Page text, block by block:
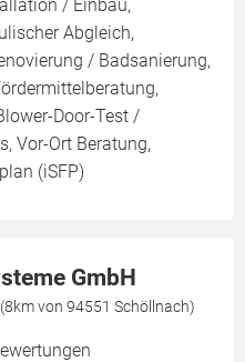
/ Einbau,
Abgleich,
/ Badsanierung,
Door-Test /
Vor-Ort Beratung,
(iSFP)
GmbH
von 94551 Schöllnach)